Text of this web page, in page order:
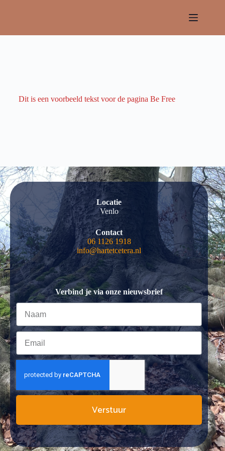
Dit is een voorbeeld tekst voor de pagina Be Free
Locatie
Venlo
Contact
06 1126 1918
info@hartetcetera.nl
Verbind je via onze nieuwsbrief
Verstuur